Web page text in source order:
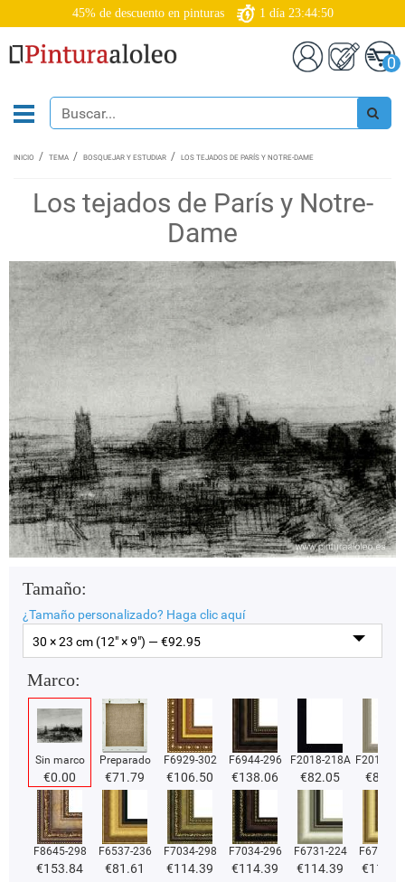
45% de descuento en pinturas 1 día 23:44:50
0
INICIO TEMA BOSQUEJAR Y ESTUDIAR LOS TEJADOS DE PARÍS Y NOTRE-DAME
Los tejados de París y Notre-
Dame
Tamaño:
¿Tamaño personalizado? Haga clic aquí
30 × 23 cm (12" × 9") — €92.95
Marco:
Sin marco
€0.00
Preparado
€71.79
F6929-302
€106.50
F6944-296
€138.06
F2018-218A
€82.05
F2018-
€82.05
F8645-298
€153.84
F6537-236
€81.61
F7034-298
€114.39
F7034-296
€114.39
F6731-224
€114.39
F6731-
€